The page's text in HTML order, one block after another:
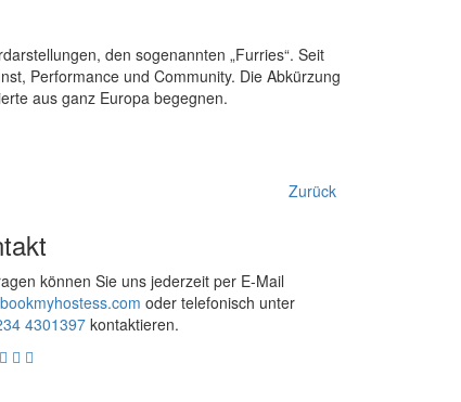
den sogenannten „Furries“. Seit
Performance und Community. Die Abkürzung
aus ganz Europa begegnen.
Zurück
können Sie uns jederzeit per E-Mail
oder telefonisch unter
4301397 kontaktieren.